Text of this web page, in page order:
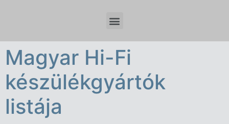
Magyar Hi-Fi
készülékgyártók
listája